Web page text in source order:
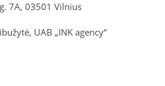
7A, 03501 Vilnius
UAB „INK agency“